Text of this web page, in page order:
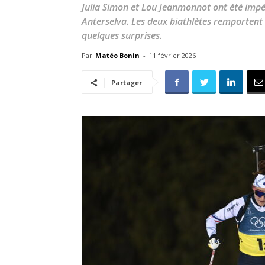
Julia Simon et Lou Jeanmonnot ont été
Anterselva. Les deux biathlètes
quelques surprises.
Par Matéo Bonin - 11 février 2026
Partager